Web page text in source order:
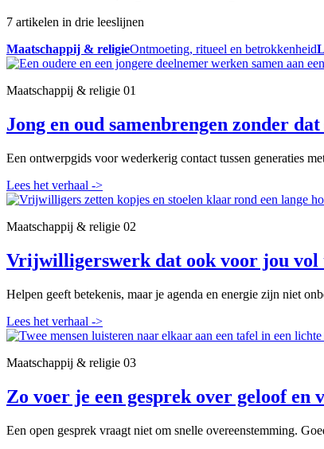
7 artikelen in drie leeslijnen
Maatschappij & religieOntmoeting, ritueel en betrokkenheid
Maatschappij & religie 01
Jong en oud samenbrengen zonder
Een ontwerpgids voor wederkerig contact tussen generaties
Lees het verhaal ->
Maatschappij & religie 02
Vrijwilligerswerk dat ook voor jou vol
Helpen geeft betekenis, maar je agenda en energie zijn niet
Lees het verhaal ->
Maatschappij & religie 03
Zo voer je een gesprek over geloof en
Een open gesprek vraagt niet om snelle overeenstemming.